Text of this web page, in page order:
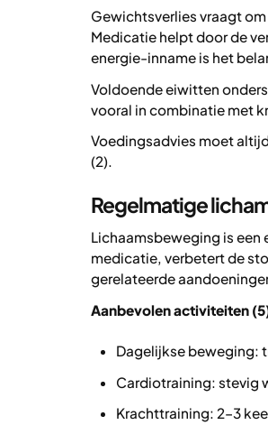
Gewichtsverlies vraagt
Medicatie helpt door de
energie-inname is het
Voldoende eiwitten
vooral in combinatie met
Voedingsadvies moet
(2).
Regelmatige
Lichaamsbeweging is een
medicatie, verbetert de
gerelateerde
Aanbevolen activiteiten
Dagelijkse beweging:
Cardiotraining: stevig
Krachttraining: 2–3